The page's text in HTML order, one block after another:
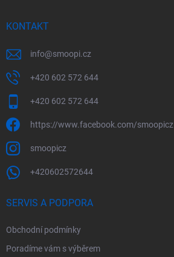
KONTAKT
info@smoopi.cz
+420 602 572 644
+420 602 572 644
https://www.facebook.com/smoopicz
smoopicz
+420602572644
SERVIS A PODPORA
Obchodní podmínky
Poradíme vám s výběrem